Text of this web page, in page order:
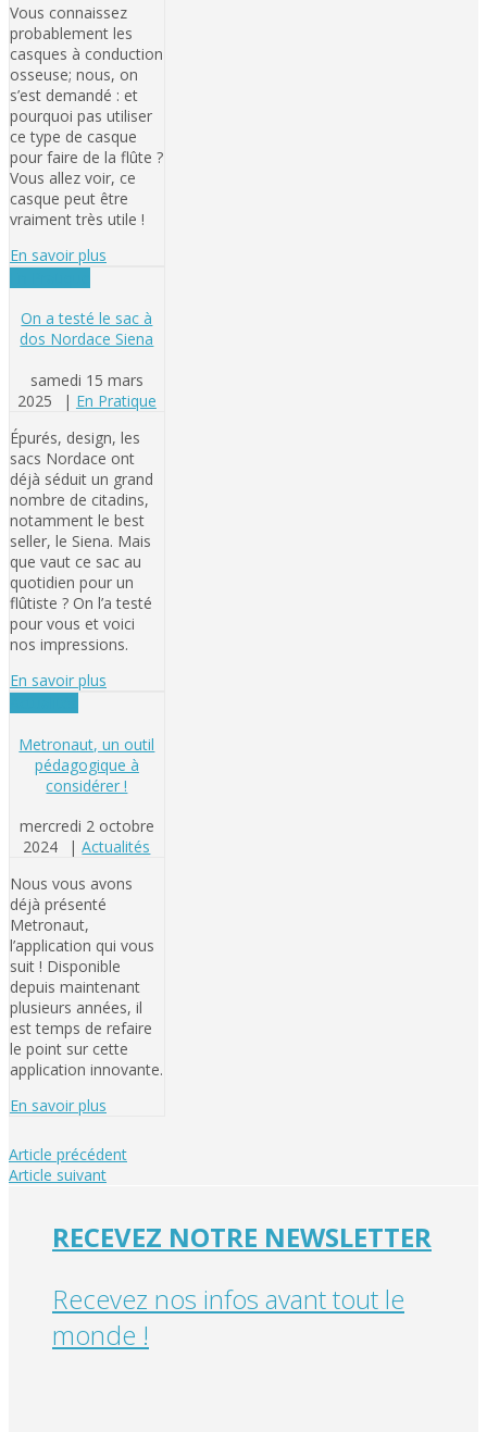
Vous connaissez
probablement les
casques à conduction
osseuse; nous, on
s’est demandé : et
pourquoi pas utiliser
ce type de casque
pour faire de la flûte ?
Vous allez voir, ce
casque peut être
vraiment très utile !
En savoir plus
On a testé le sac à
dos Nordace Siena
samedi 15 mars
2025
| En Pratique
Épurés, design, les
sacs Nordace ont
déjà séduit un grand
nombre de citadins,
notamment le best
seller, le Siena. Mais
que vaut ce sac au
quotidien pour un
flûtiste ? On l’a testé
pour vous et voici
nos impressions.
En savoir plus
Metronaut, un outil
pédagogique à
considérer !
mercredi 2 octobre
2024
|Actualités
Nous vous avons
déjà présenté
Metronaut,
l’application qui vous
suit ! Disponible
depuis maintenant
plusieurs années, il
est temps de refaire
le point sur cette
application innovante.
En savoir plus
Article précédent
Article suivant
RECEVEZ NOTRE NEWSLETTER
Recevez nos infos avant tout le
monde !